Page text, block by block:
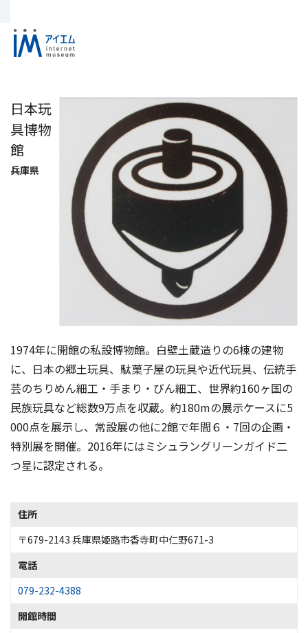
日本玩
具博物
館
兵庫県
1974年に開館の私設博物館。白壁土蔵造りの6棟の建物
に、日本の郷土玩具、駄菓子屋の玩具や近代玩具、伝統手
芸のちりめん細工・手まり・びん細工、世界約160ヶ国の
民族玩具など総数9万点を収蔵。約180mの展示ケースに5
000点を展示し、常設展の他に2館で年間６・7回の企画・
特別展を開催。2016年にはミシュラングリーンガイド二
つ星に認定される。
住所
〒679-2143 兵庫県姫路市香寺町中仁野671-3
電話
079-232-4388
開館時間